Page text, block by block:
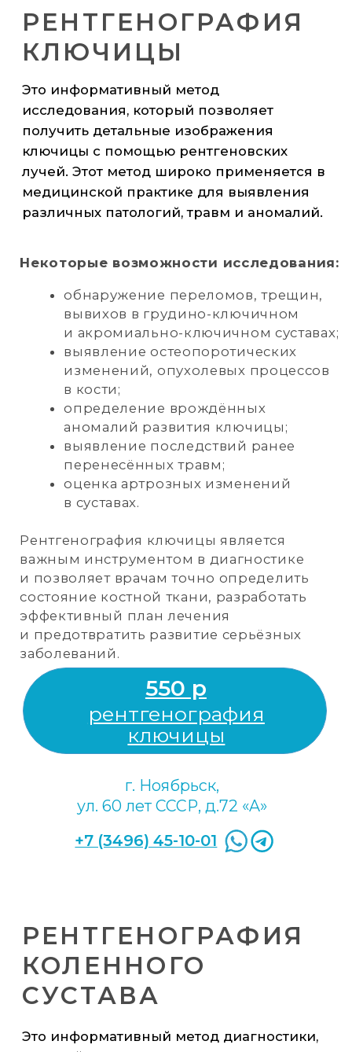
рентгенография
крестца и копчика
+7 (3496) 45-10-01
г. Ноябрьск,
РЕНТГЕНОГРАФИЯ
ЛЕГКИХ
С помощью рентгенографии лёгких
можно диагностировать такие
заболевания, как:
пневмония;
туберкулёз;
злокачественные опухоли;
эмфизема лёгких;
пневмоторакс;
гидроторакс;
Врач может назначить рентгенографию
лёгких при наличии следующих
симптомов:
длительный кашель;
боли в грудной клетке;
травмы грудной клетки;
высокая температура;
подозрение на инфекцию бронхов
В зависимости от целей исследования
рентгенография лёгких может быть:
обзорной — для получения общего
прицельной — для детального
изучения конкретного участка
органа.
Это информативное и широко
лёгких и других органов грудной клетки
Этот метод диагностики помогает
выявить различные патологии на ранних
стадиях и является незаменимым
инструментом в арсенале врачей-
пульмонологов и терапевтов.
700 р
рентгенография легких
(одна проекция)
+7 (3496) 45-10-01
г. Ноябрьск,
РЕНТГЕНОГРАФИЯ
Оформляем листы нетрудоспособности -
быстро, без очередей и лишней бумажной